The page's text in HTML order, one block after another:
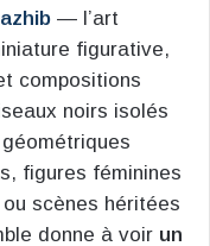
— l’art
figurative,
compositions
noirs isolés
figures féminines
scènes héritées
donne à voir un